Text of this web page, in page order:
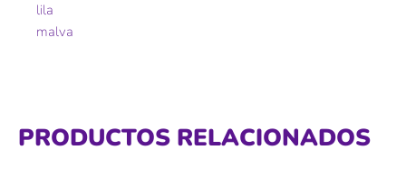
lila
malva
PRODUCTOS RELACIONADOS